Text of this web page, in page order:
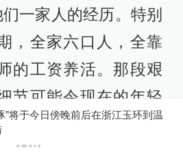
们一家人的经历。特别
，全家六口人，全靠
的工资养活。那段艰
节可能令现在的年轻
引两段：
”将于今日傍晚前后在浙江玉环到温